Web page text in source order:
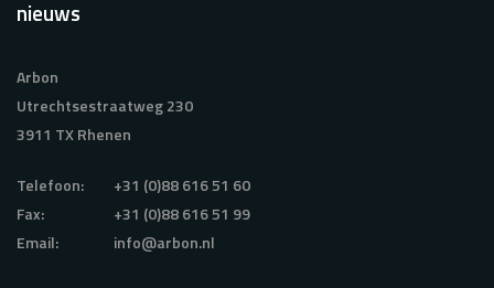
nieuws
Arbon
Utrechtsestraatweg 230
3911 TX Rhenen
Telefoon:
+31 (0)88 616 51 60
Fax:
+31 (0)88 616 51 99
Email:
info@arbon.nl